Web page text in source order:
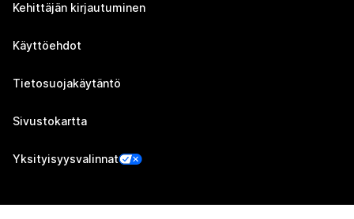
Kehittäjän kirjautuminen
Käyttöehdot
Tietosuojakäytäntö
Sivustokartta
Yksityisyysvalinnat